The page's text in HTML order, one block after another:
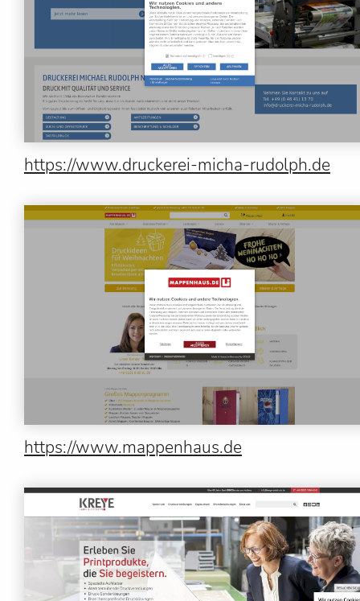
https://www.druckerei-micha-rudolph.de
https://www.mappenhaus.de